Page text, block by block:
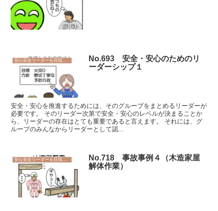
安心安全リーダーを目指そう
No.693 安全・安心のためのリ
ーダーシップ１
安全・安心を推進するためには、そのグループをまとめるリーダーが
必要です。 そのリーダー次第で安全・安心のレベルが決まることか
ら、リーダーの存在はとても重要であると言えます。 それには、グ
ループのみんなからリーダーとして認...
安心安全リーダーを目指そう
No.718 事故事例４（木造家屋
解体作業）